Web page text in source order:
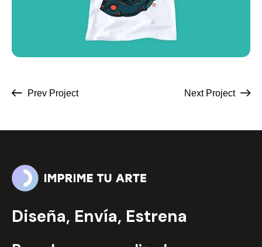
Prev Project Next Project
Diseña, Envía, Estrena